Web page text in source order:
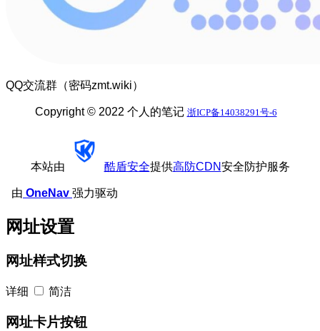
QQ交流群（密码zmt.wiki）
Copyright © 2022 个人的笔记 浙ICP备14038291号-6
本站由 酷盾安全提供高防CDN安全防护服务
由 OneNav 强力驱动
网址设置
网址样式切换
详细 简洁
网址卡片按钮